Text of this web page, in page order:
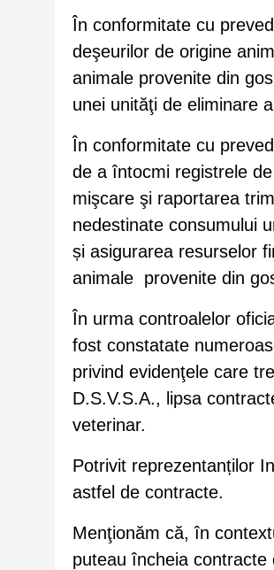
În conformitate cu
deşeurilor de origine
animale provenite din
unei unităţi de eliminare
În conformitate cu
de a întocmi registrele
mişcare şi raportarea
nedestinate consumului
și asigurarea resurselor
animale provenite din
În urma controalelor
fost constatate
privind evidenţele care
D.S.V.S.A., lipsa
veterinar.
Potrivit reprezentanților
astfel de contracte.
Menţionăm că, în
puteau încheia